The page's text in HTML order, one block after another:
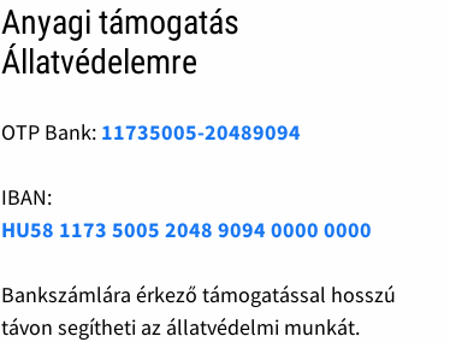
Anyagi támogatás
Állatvédelemre
OTP Bank: 11735005-20489094
IBAN:
HU58 1173 5005 2048 9094 0000 0000
Bankszámlára érkező támogatással hosszú
távon segítheti az állatvédelmi munkát.